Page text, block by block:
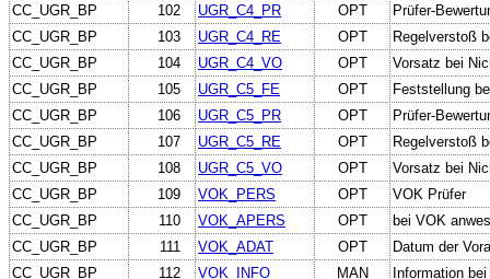
CC_UGR_BP
102 UGR_C4_PR OPT
Prüfer-
CC_UGR_BP
103 UGR_C4_RE OPT
Regelverstoß
CC_UGR_BP
104 UGR_C4_VO OPT
Vorsatz bei
CC_UGR_BP
105 UGR_C5_FE OPT
Feststellung
CC_UGR_BP
106 UGR_C5_PR OPT
Prüfer-
CC_UGR_BP
107 UGR_C5_RE OPT
Regelverstoß
CC_UGR_BP
108 UGR_C5_VO OPT
Vorsatz bei
CC_UGR_BP
109 VOK_PERS OPT
VOK Prüfer
CC_UGR_BP
110 VOK_APERS OPT
bei VOK
CC_UGR_BP
111 VOK_ADAT OPT
Datum der
CC_UGR_BP
112 VOK_INFO MAN
Information